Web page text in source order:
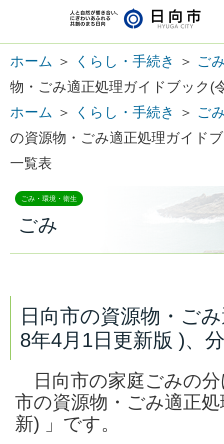
ホーム ＞ くらし・手続き ＞ ご
物・ごみ適正処理ガイドブック(
ホーム
＞ くらし・手続き ＞ ご
の資源物・ごみ適正処理ガイド
一覧表
ごみ・環境・衛生
ごみ
日向市の資源物・ご
8年4月1日更新版 )、
日向市の家庭ごみの
市の資源物・ごみ適正
新) 」です。